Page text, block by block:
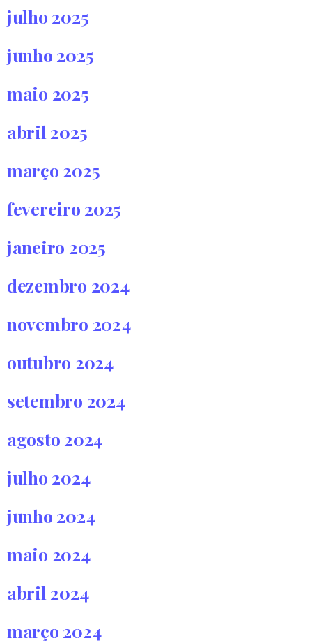
julho 2025
junho 2025
maio 2025
abril 2025
março 2025
fevereiro 2025
janeiro 2025
dezembro 2024
novembro 2024
outubro 2024
setembro 2024
agosto 2024
julho 2024
junho 2024
maio 2024
abril 2024
março 2024